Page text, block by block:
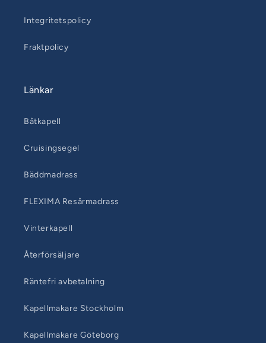
Integritetspolicy
Fraktpolicy
Länkar
Båtkapell
Cruisingsegel
Bäddmadrass
FLEXIMA Resårmadrass
Vinterkapell
Återförsäljare
Räntefri avbetalning
Kapellmakare Stockholm
Kapellmakare Göteborg